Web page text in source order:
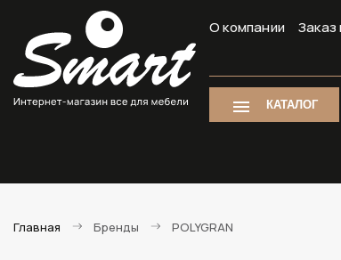
О компании Заказ
КАТАЛОГ
Главная Бренды POLYGRAN